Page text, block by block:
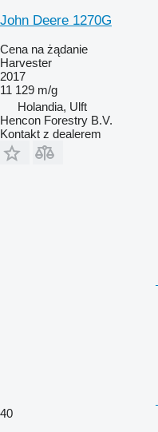
John Deere 1270G
Cena na żądanie
Harvester
2017
11 129 m/g
Holandia, Ulft
Hencon Forestry B.V.
Kontakt z dealerem
40